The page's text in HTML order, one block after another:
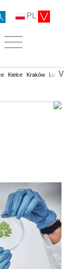
PL
Kielce Kraków Lublin
V